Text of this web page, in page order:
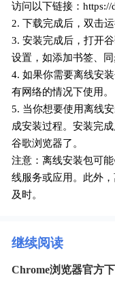
访问以下链接：https://
2. 下载完成后，双击
3. 安装完成后，打开
设置，如添加书签、同
4. 如果你需要离线安
有网络的情况下使用。
5. 当你想要使用离线
成安装过程。安装完
谷歌浏览器了。
注意：离线安装包可
线服务或应用。此外
及时。
继续阅读
Chrome浏览器官方